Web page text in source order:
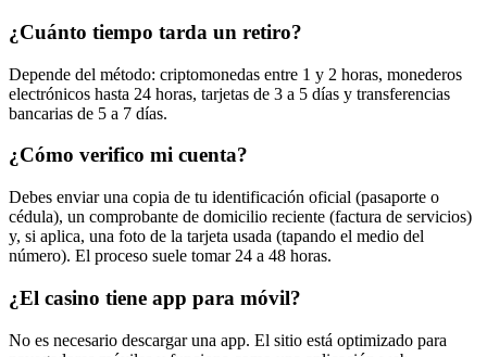
¿Cuánto tiempo tarda un retiro?
Depende del método: criptomonedas entre 1 y 2 horas, monederos
electrónicos hasta 24 horas, tarjetas de 3 a 5 días y transferencias
bancarias de 5 a 7 días.
¿Cómo verifico mi cuenta?
Debes enviar una copia de tu identificación oficial (pasaporte o
cédula), un comprobante de domicilio reciente (factura de servicios)
y, si aplica, una foto de la tarjeta usada (tapando el medio del
número). El proceso suele tomar 24 a 48 horas.
¿El casino tiene app para móvil?
No es necesario descargar una app. El sitio está optimizado para